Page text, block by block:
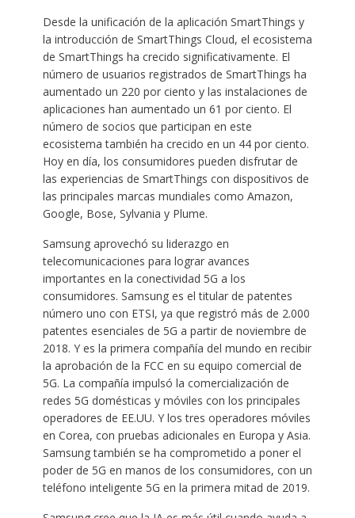
Desde la unificación de la aplicación SmartThings y
la introducción de SmartThings Cloud, el ecosistema
de SmartThings ha crecido significativamente. El
número de usuarios registrados de SmartThings ha
aumentado un 220 por ciento y las instalaciones de
aplicaciones han aumentado un 61 por ciento. El
número de socios que participan en este
ecosistema también ha crecido en un 44 por ciento.
Hoy en día, los consumidores pueden disfrutar de
las experiencias de SmartThings con dispositivos de
las principales marcas mundiales como Amazon,
Google, Bose, Sylvania y Plume.
Samsung aprovechó su liderazgo en
telecomunicaciones para lograr avances
importantes en la conectividad 5G a los
consumidores. Samsung es el titular de patentes
número uno con ETSI, ya que registró más de 2.000
patentes esenciales de 5G a partir de noviembre de
2018. Y es la primera compañía del mundo en recibir
la aprobación de la FCC en su equipo comercial de
5G. La compañía impulsó la comercialización de
redes 5G domésticas y móviles con los principales
operadores de EE.UU. Y los tres operadores móviles
en Corea, con pruebas adicionales en Europa y Asia.
Samsung también se ha comprometido a poner el
poder de 5G en manos de los consumidores, con un
teléfono inteligente 5G en la primera mitad de 2019.